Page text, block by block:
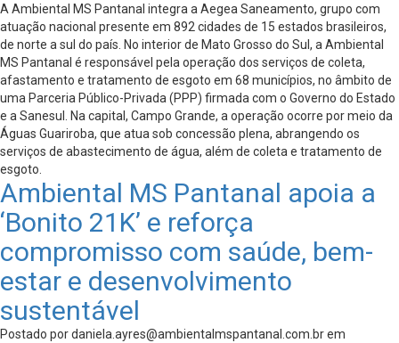
A Ambiental MS Pantanal integra a Aegea Saneamento, grupo com
atuação nacional presente em 892 cidades de 15 estados brasileiros,
de norte a sul do país. No interior de Mato Grosso do Sul, a Ambiental
MS Pantanal é responsável pela operação dos serviços de coleta,
afastamento e tratamento de esgoto em 68 municípios, no âmbito de
uma Parceria Público-Privada (PPP) firmada com o Governo do Estado
e a Sanesul. Na capital, Campo Grande, a operação ocorre por meio da
Águas Guariroba, que atua sob concessão plena, abrangendo os
serviços de abastecimento de água, além de coleta e tratamento de
esgoto.
Ambiental MS Pantanal apoia a
‘Bonito 21K’ e reforça
compromisso com saúde, bem-
estar e desenvolvimento
sustentável
Postado pordaniela.ayres@ambientalmspantanal.com.brem